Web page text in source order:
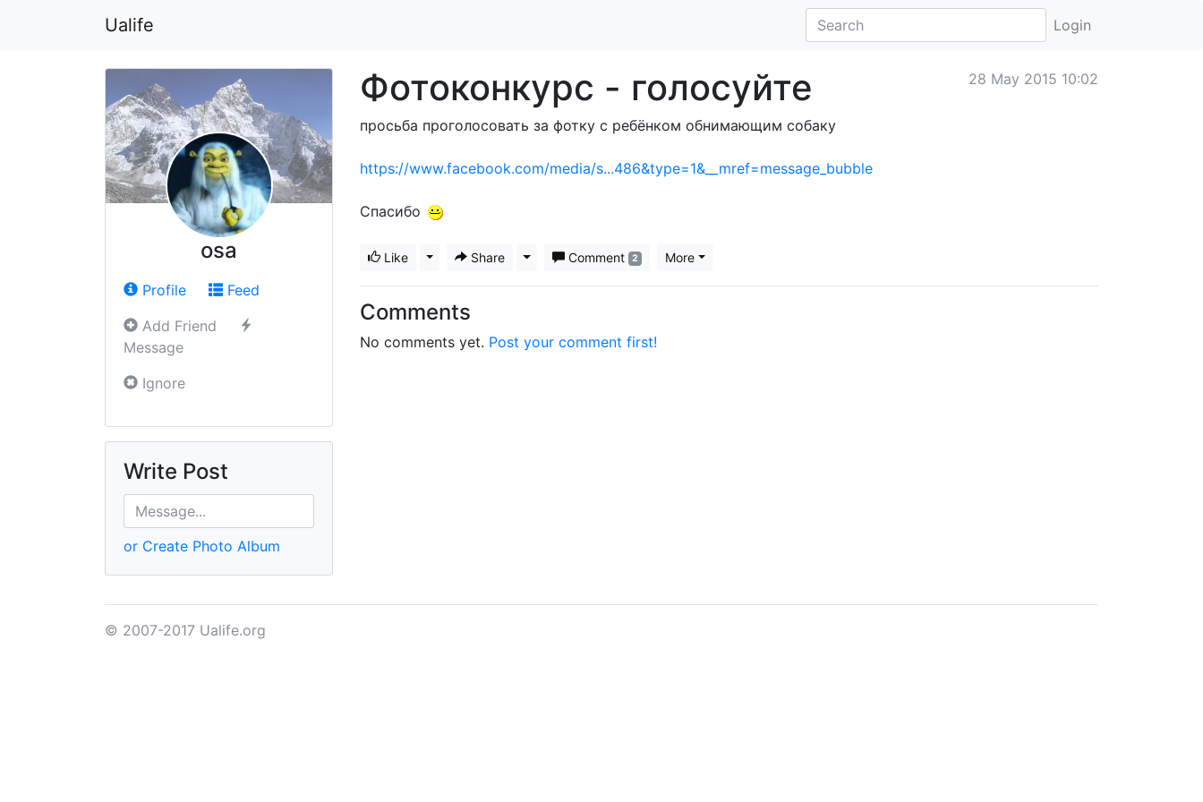
Ualife Login
osa
Profile
Feed
Add Friend
Message
Ignore
Write Post
or Create Photo Album
28 May 2015 10:02
Фотоконкурс - голосуйте
просьба проголосовать за фотку с ребёнком обнимающим собаку
https://www.facebook.com/media/s...486&type=1&__mref=message_bubble
Спасибо
Like Toggle Dropdown
Share Toggle Dropdown
Comment 2 More
Comments
No comments yet. Post your comment first!
© 2007-2017 Ualife.org